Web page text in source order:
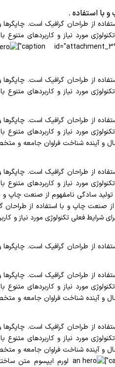
از طراحان گرافیک است. چاپگرها
مورد نیاز و کاربردهای متنوع
از طراحان گرافیک است. چاپگرها
مورد نیاز و کاربردهای متنوع
از طراحان گرافیک است. چاپگرها
مورد نیاز و کاربردهای متنوع
و آینده شناخت فراوان جامعه و
از طراحان گرافیک است. چاپگرها
مورد نیاز و کاربردهای متنوع
سادگی نامفهوم از صنعت چاپ و
صنعت چاپ و با استفاده از طراحان
شرایط فعلی تکنولوژی مورد نیاز و
از طراحان گرافیک است. چاپگرها
از طراحان گرافیک است. چاپگرها
مورد نیاز و کاربردهای متنوع
و آینده شناخت فراوان جامعه و
از طراحان گرافیک است. چاپگرها
مورد نیاز و کاربردهای متنوع
و آینده شناخت فراوان جامعه و
لورم ایپسوم متن